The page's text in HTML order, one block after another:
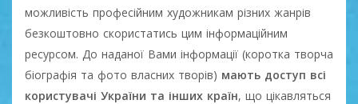
можливість професійним художникам різних жанрів
безкоштовно скористатись цим інформаційним
ресурсом. До наданої Вами інформації (коротка творча
біографія та фото власних творів) мають доступ всі
користувачі України та інших країн, що цікавляться